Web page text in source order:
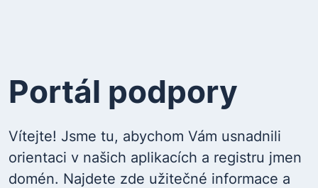
Portál podpory
Vítejte! Jsme tu, abychom Vám usnadnili
orientaci v našich aplikacích a registru jmen
domén. Najdete zde užitečné informace a